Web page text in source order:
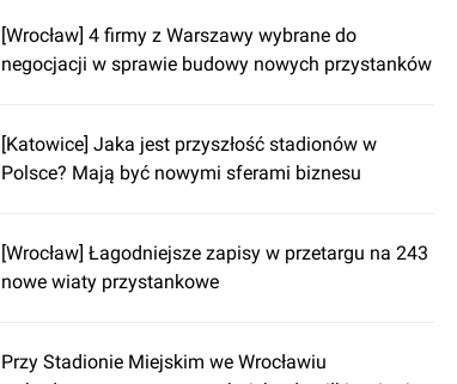
[Wrocław] 4 firmy z Warszawy wybrane do
negocjacji w sprawie budowy nowych przystanków
[Katowice] Jaka jest przyszłość stadionów w
Polsce? Mają być nowymi sferami biznesu
[Wrocław] Łagodniejsze zapisy w przetargu na 243
nowe wiaty przystankowe
Przy Stadionie Miejskim we Wrocławiu